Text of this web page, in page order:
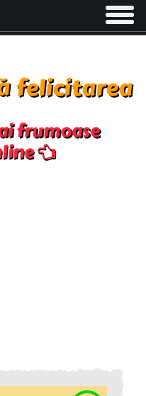
Toggle
felicitarea
frumoase